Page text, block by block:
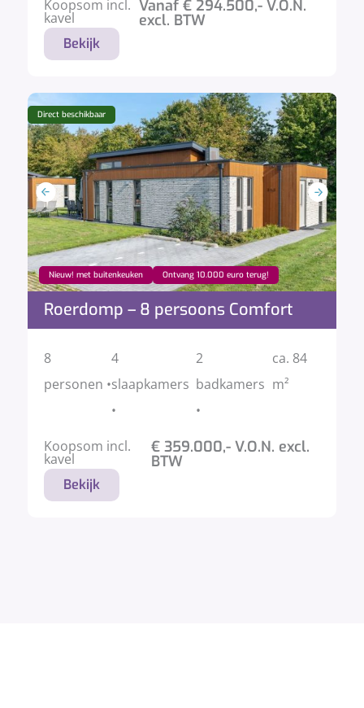
Koopsom incl.
kavel
Vanaf € 294.500,- V.O.N.
excl. BTW
Bekijk
Direct beschikbaar
Nieuw! met buitenkeuken Ontvang 10.000 euro terug!
Roerdomp – 8 persoons Comfort
8
personen •
4
slaapkamers
•
2
badkamers
•
ca. 84
m²
Koopsom incl.
kavel
€ 359.000,- V.O.N. excl.
BTW
Bekijk